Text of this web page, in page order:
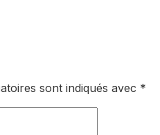
sont indiqués avec *